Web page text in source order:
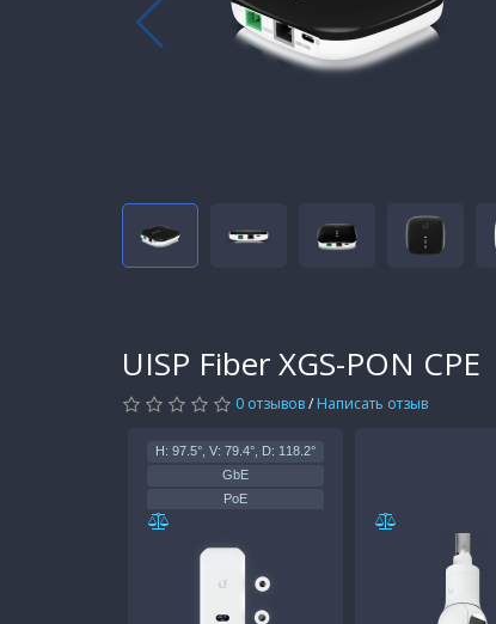
UISP Fiber XGS-PON CPE
0 отзывов/ Написать отзыв
H: 97.5°, V: 79.4°, D: 118.2°
GbE
PoE
37—57V DC